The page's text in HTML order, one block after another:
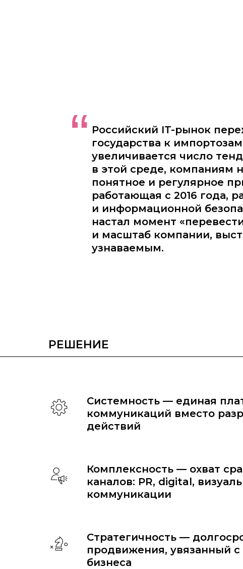
“ Российский IT-рынок
государства к
увеличивается число
в этой среде, компаниям
понятное и регулярное
работающая с 2016 года,
и информационной
настал момент
и масштаб компании,
узнаваемым.
РЕШЕНИЕ
Системность — единая
коммуникаций вместо
действий
Комплексность — охват
каналов: PR, digital,
коммуникации
Стратегичность —
продвижения, увязанный
бизнеса